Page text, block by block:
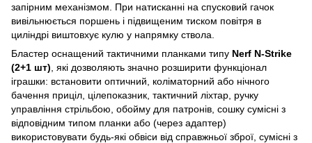
запірним механізмом. При натисканні на спусковий гачок
вивільнюється поршень і підвищеним тиском повітря в
циліндрі виштовхує кулю у напрямку ствола.
Бластер оснащений тактичними планками типу Nerf N-Strike
(2+1 шт) , які дозволяють значно розширити функціонал
іграшки: встановити оптичний, коліматорний або нічного
бачення приціл, цілепоказник, тактичний ліхтар, ручку
управління стрільбою, обойму для патронів, сошку сумісні з
відповідним типом планки або (через адаптер)
використовувати будь-які обвіси від справжньої зброї, сумісні з